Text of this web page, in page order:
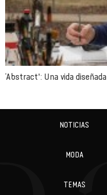
‘Abstract': Una vida diseñada
NOTICIAS
MODA
TEMAS